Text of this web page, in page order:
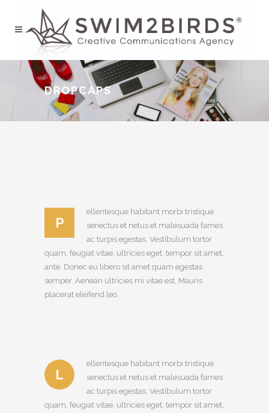
DROPCAPS
P
ellentesque habitant morbi tristique
senectus et netus et malesuada fames
ac turpis egestas. Vestibulum tortor
quam, feugiat vitae, ultricies eget, tempor sit amet,
ante. Donec eu libero sit amet quam egestas
semper. Aenean ultricies mi vitae est. Mauris
placerat eleifend leo.
L
ellentesque habitant morbi tristique
senectus et netus et malesuada fames
ac turpis egestas. Vestibulum tortor
quam, feugiat vitae, ultricies eget, tempor sit amet,